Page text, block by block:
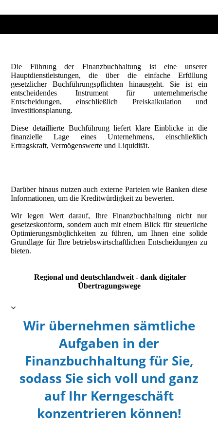
Die Führung der Finanzbuchhaltung ist eine unserer
Hauptdienstleistungen, die über die einfache Erfüllung
gesetzlicher Buchführungspflichten hinausgeht. Sie ist ein
entscheidendes Instrument für unternehmerische
Entscheidungen, einschließlich Preiskalkulation und
Investitionsplanung.
Diese detaillierte Buchführung liefert klare Einblicke in die
finanzielle Lage eines Unternehmens, einschließlich
Ertragskraft, Vermögenswerte und Liquidität.
Darüber hinaus nutzen auch externe Parteien wie Banken diese
Informationen, um die Kreditwürdigkeit zu bewerten.
Wir legen Wert darauf, Ihre Finanzbuchhaltung nicht nur
gesetzeskonform, sondern auch mit einem Blick für steuerliche
Optimierungsmöglichkeiten zu führen, um Ihnen eine solide
Grundlage für Ihre betriebswirtschaftlichen Entscheidungen zu
bieten.
Regional und deutschlandweit - dank digitaler
Übertragungswege
Wir übernehmen sämtliche
Aufgaben in der
Finanzbuchhaltung für Sie,
sodass Sie sich voll und ganz
auf Ihr Kerngeschäft
konzentrieren können!